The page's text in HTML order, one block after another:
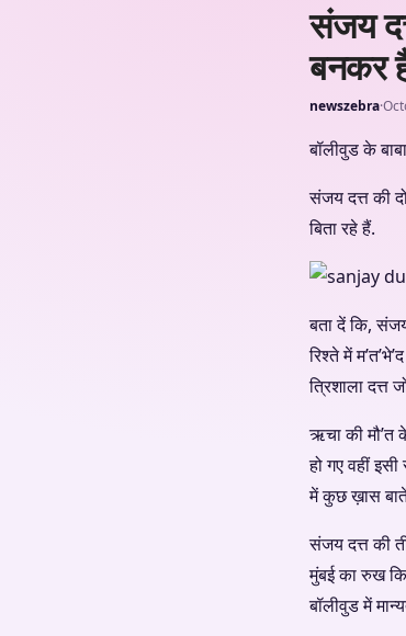
संजय
बनकर
newszebra·
बॉलीवुड के
संजय दत्त की
बिता रहे हैं.
बता दें कि,
रिश्ते में
त्रिशाला दत्त
ऋचा की मौ’त
हो गए वहीं
में कुछ ख़ास
संजय दत्त की
मुंबई का रुख
बॉलीवुड में